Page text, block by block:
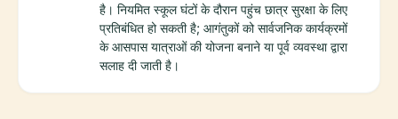
है। नियमित स्कूल घंटों के दौरान पहुंच छात्र सुरक्षा के लिए
प्रतिबंधित हो सकती है; आगंतुकों को सार्वजनिक कार्यक्रमों
के आसपास यात्राओं की योजना बनाने या पूर्व व्यवस्था द्वारा
सलाह दी जाती है।